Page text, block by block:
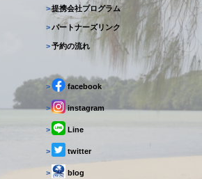
>提携会社プログラム
>パートナーズリンク
>予約の流れ
> facebook
> instagram
> Line
> twitter
> blog